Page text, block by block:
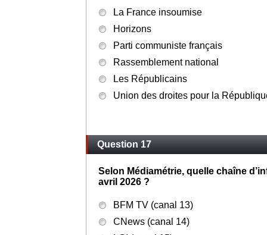
Le 28 octobre 2025, l’Assemblée
fonctionnement et le financement
rapporteur, le député Charles
La France insoumise
Horizons
Parti communiste français
Union des droites pour la
Selon Médiamétrie, quelle chaîne
avril 2026 ?